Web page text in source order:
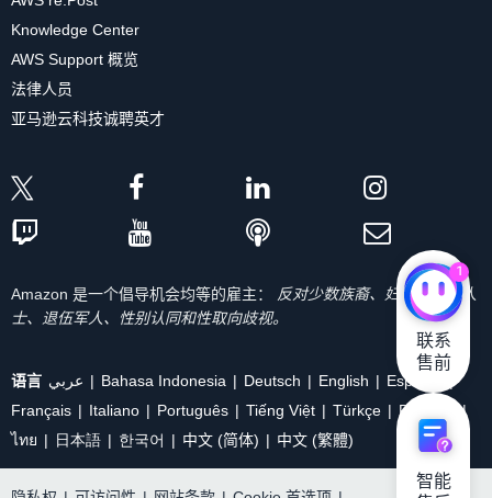
Knowledge Center
AWS Support 概览
法律人员
亚马逊云科技诚聘英才
Amazon 是一个倡导机会均等的雇主：
反对少数族裔、妇女、残疾人
士、退伍军人、性别认同和性取向歧视。
语言 عربي Bahasa Indonesia Deutsch English
Español
Français
Italiano Português Tiếng Việt Türkçe
Ρусский
ไทย
日本語 한국어 中文 (简体) 中文 (繁體)
1
联系
售前
智能